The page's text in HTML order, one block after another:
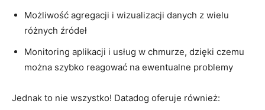
Możliwość agregacji i wizualizacji danych z wielu​
różnych źródeł
Monitoring aplikacji i usług w ⁤chmurze, dzięki ‍czemu
można szybko reagować na ewentualne problemy
Jednak ⁣to nie wszystko! Datadog ⁢oferuje również: